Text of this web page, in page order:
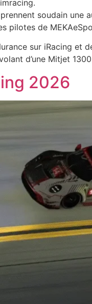
soudain une
pilotes de
sur iRacing
d’une Mitjet
2026